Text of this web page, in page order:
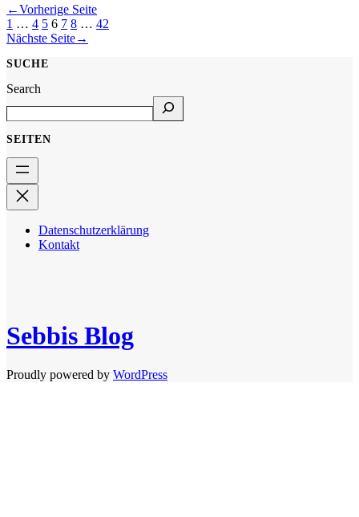
←Vorherige Seite
1 … 4 5 6 7 8 … 42
Nächste Seite→
SUCHE
Search
SEITEN
Datenschutzerklärung
Kontakt
Sebbis Blog
Proudly powered by WordPress